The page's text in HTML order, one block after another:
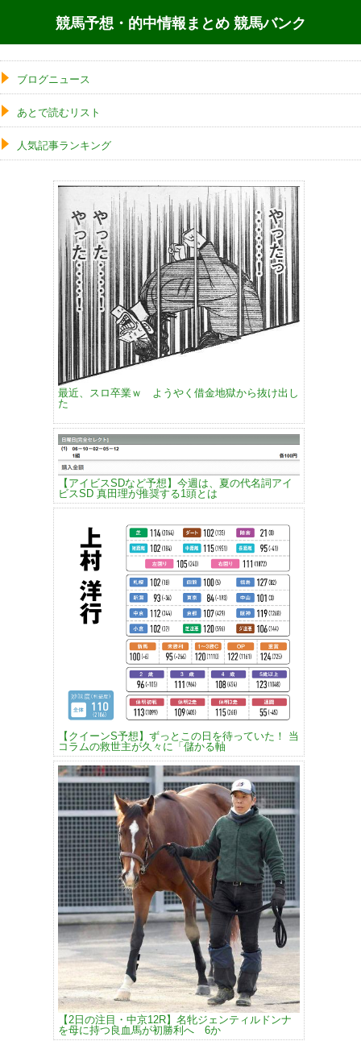
競馬予想・的中情報まとめ 競馬バンク
ブログニュース
あとで読むリスト
人気記事ランキング
最近、スロ卒業ｗ ようやく借金地獄から抜け出し
た
【アイビスSDなど予想】今週は、夏の代名詞アイ
ビスSD 真田理が推奨する1頭とは
【クイーンS予想】ずっとこの日を待っていた！ 当
コラムの救世主が久々に「儲かる軸
【2日の注目・中京12R】名牝ジェンティルドンナ
を母に持つ良血馬が初勝利へ 6か